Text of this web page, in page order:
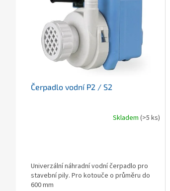
Čerpadlo vodní P2 / S2
Skladem (>5 ks)
Univerzální náhradní vodní čerpadlo pro
stavební pily. Pro kotouče o průměru do
600 mm